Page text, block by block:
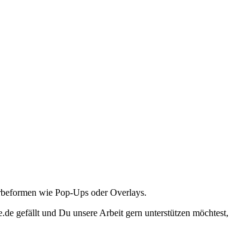
wie Pop-Ups oder Overlays.
gefällt und Du unsere Arbeit gern unterstützen möchtest,